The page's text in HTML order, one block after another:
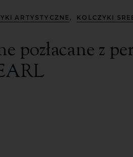
ARTYSTYCZNE , KOLCZYKI
pozłacane z